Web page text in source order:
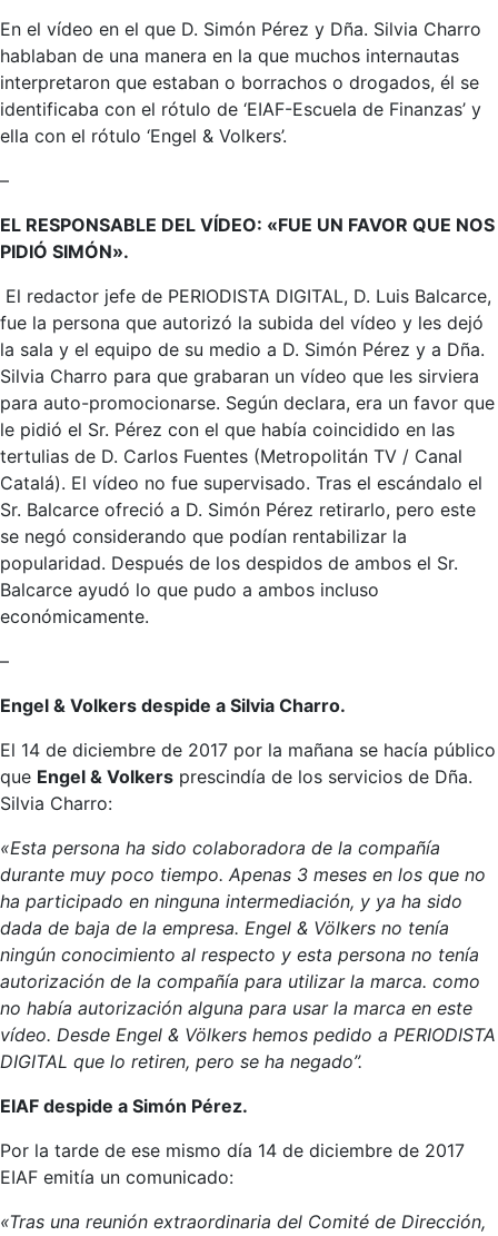
En el vídeo en el que D. Simón Pérez y Dña. Silvia Charro
hablaban de una manera en la que muchos internautas
interpretaron que estaban o borrachos o drogados, él se
identificaba con el rótulo de ‘EIAF-Escuela de Finanzas’ y
ella con el rótulo ‘Engel & Volkers’.
–
EL RESPONSABLE DEL VÍDEO: «FUE UN FAVOR QUE NOS
PIDIÓ SIMÓN».
El redactor jefe de PERIODISTA DIGITAL, D. Luis Balcarce,
fue la persona que autorizó la subida del vídeo y les dejó
la sala y el equipo de su medio a D. Simón Pérez y a Dña.
Silvia Charro para que grabaran un vídeo que les sirviera
para auto-promocionarse. Según declara, era un favor que
le pidió el Sr. Pérez con el que había coincidido en las
tertulias de D. Carlos Fuentes (Metropolitán TV / Canal
Catalá). El vídeo no fue supervisado. Tras el escándalo el
Sr. Balcarce ofreció a D. Simón Pérez retirarlo, pero este
se negó considerando que podían rentabilizar la
popularidad. Después de los despidos de ambos el Sr.
Balcarce ayudó lo que pudo a ambos incluso
económicamente.
–
Engel & Volkers despide a Silvia Charro.
El 14 de diciembre de 2017 por la mañana se hacía público
que Engel & Volkers prescindía de los servicios de Dña.
Silvia Charro:
«Esta persona ha sido colaboradora de la compañía
durante muy poco tiempo. Apenas 3 meses en los que no
ha participado en ninguna intermediación, y ya ha sido
dada de baja de la empresa. Engel & Völkers no tenía
ningún conocimiento al respecto y esta persona no tenía
autorización de la compañía para utilizar la marca. como
no había autorización alguna para usar la marca en este
vídeo. Desde Engel & Völkers hemos pedido a PERIODISTA
DIGITAL que lo retiren, pero se ha negado”.
EIAF despide a Simón Pérez.
Por la tarde de ese mismo día 14 de diciembre de 2017
EIAF emitía un comunicado:
«Tras una reunión extraordinaria del Comité de Dirección,